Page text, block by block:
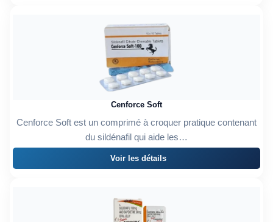
Cenforce Soft
Cenforce Soft est un comprimé à croquer pratique contenant
du sildénafil qui aide les…
Voir les détails